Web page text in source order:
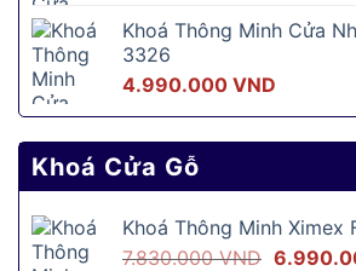
Khoá Thông Minh Cửa
3326
4.990.000 VND
Khoá Cửa Gỗ
Khoá Thông Minh Ximex
7.830.000VND Giá